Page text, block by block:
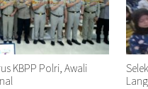
KBPP Polri, Awali